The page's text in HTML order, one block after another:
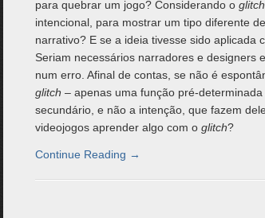
para quebrar um jogo? Considerando o glitch
intencional, para mostrar um tipo diferente
narrativo? E se a ideia tivesse sido aplicada
Seriam necessários narradores e designers
num erro. Afinal de contas, se não é
glitch – apenas uma função pré-
secundário, e não a intenção, que fazem
videojogos aprender algo com o glitch?
Continue Reading →